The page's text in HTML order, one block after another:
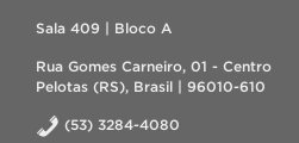
Sala 409 | Bloco A
Rua Gomes Carneiro, 01 - Centro
Pelotas (RS), Brasil | 96010-610
(53) 3284-4080